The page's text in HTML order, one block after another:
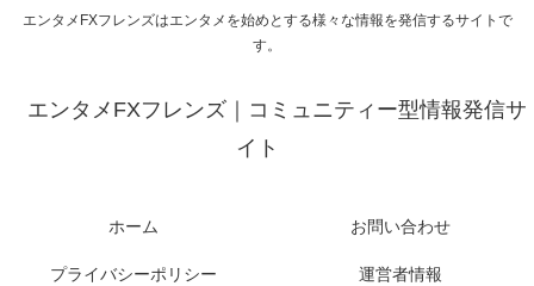
エンタメFXフレンズはエンタメを始めとする様々な情報を発信するサイトで
す。
エンタメFXフレンズ｜コミュニティー型情報発信サ
イト
ホーム お問い合わせ
プライバシーポリシー 運営者情報